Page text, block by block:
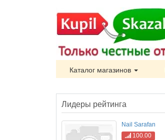
Каталог магазинов
Лидеры рейтинга
Nail Sarafan
100.00